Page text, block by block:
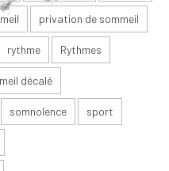
privation de sommeil
rythme Rythmes
décalé
somnolence sport